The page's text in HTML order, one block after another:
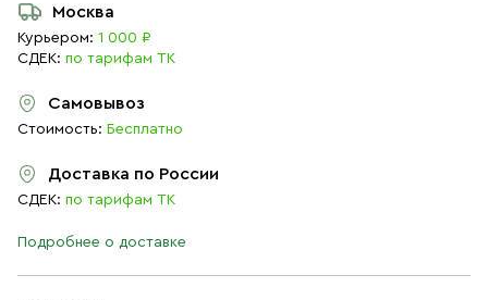
Москва
Курьером: 1 000 ₽
СДЕК: по тарифам ТК
Самовывоз
Стоимость: Бесплатно
Доставка по России
СДЕК: по тарифам ТК
Подробнее о доставке